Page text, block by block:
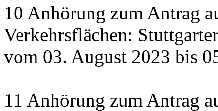
10 Anhörung zum Antrag
Verkehrsflächen:
vom 03. August 2023 bis
11 Anhörung zum Antrag